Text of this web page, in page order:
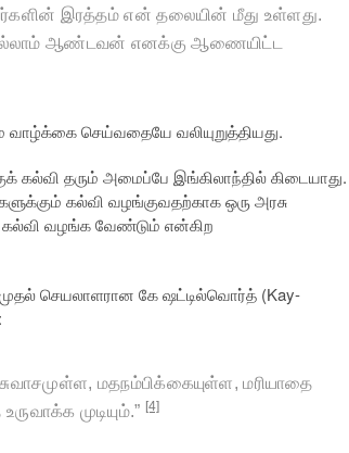
இரத்தம் என் தலையின் மீது உள்ளது.
ஆண்டவன் எனக்கு ஆணையிட்ட
செய்வதையே வலியுறுத்தியது.
கல்வி தரும் அமைப்பே இங்கிலாந்தில் கிடையாது.
கல்வி வழங்குவதற்காக ஒரு அரசு
கல்வி வழங்க வேண்டும் என்கிற
செயலாளரான கே ஷட்டில்வொர்த் (Kay-
, மதநம்பிக்கையுள்ள,மரியாதை
முடியும்.” [4]